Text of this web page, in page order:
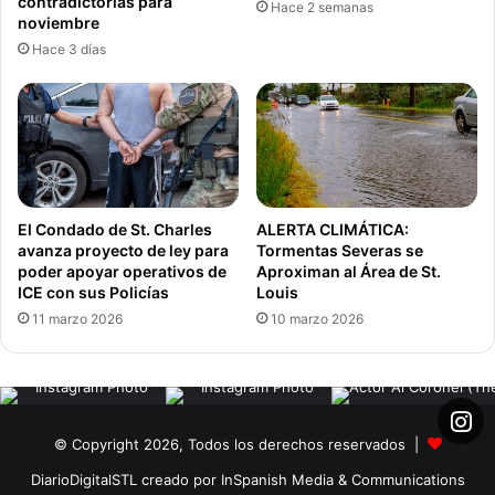
Los propietarios han expresado su esperanza de
encontrar a alguien que «lleve la antorcha y crea en
Spencer’s Grill tanto como ellos». Por ahora, la comunidad
de Kirkwood espera con ansias que este querido
establecimiento vuelva a abrir sus puertas, reavivando las
conversaciones y sabores que han sido parte integral de
la vida local desde la década de 1940.
Cierre Diner Americano Missouri
Restaurante Restaurante Icónico
noviembre
Hace 3 días
Hace 2 semanas
El Condado de St. Charles
avanza proyecto de ley para
poder apoyar operativos de
ICE con sus Policías
11 marzo 2026
ALERTA CLIMÁTICA:
Tormentas Severas se
Aproximan al Área de St.
Louis
10 marzo 2026
© Copyright 2026, Todos los derechos reservados |
DiarioDigitalSTL creado por InSpanish Media & Communications